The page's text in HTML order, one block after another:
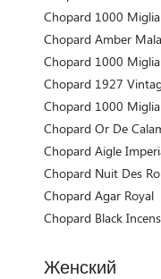
Chopard 1000 Miglia
Chopard Amber
Chopard 1000
Chopard 1927
Chopard 1000
Chopard Or De
Chopard Aigle
Chopard Nuit Des
Chopard Agar Royal
Chopard Black
Женский